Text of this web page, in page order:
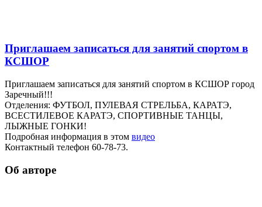
Приглашаем записаться для занятий спортом в
КСШОР
Приглашаем записаться для занятий спортом в КСШОР город
Заречный!!!
Отделения: ФУТБОЛ, ПУЛЕВАЯ СТРЕЛЬБА, КАРАТЭ,
ВСЕСТИЛЕВОЕ КАРАТЭ, СПОРТИВНЫЕ ТАНЦЫ,
ЛЫЖНЫЕ ГОНКИ!
Подробная информация в этом видео
Контактный телефон 60-78-73.
Об авторе